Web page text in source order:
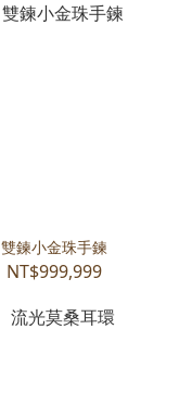
雙鍊小金珠手鍊
NT$999,999